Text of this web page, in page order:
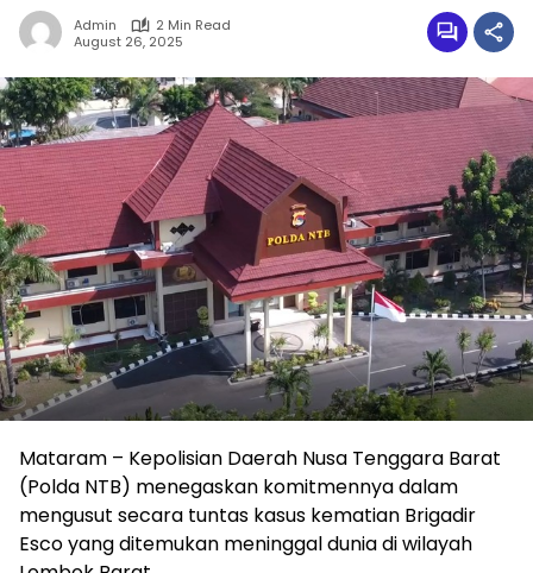
Admin
2 Min Read
August 26, 2025
Mataram – Kepolisian Daerah Nusa Tenggara Barat
(Polda NTB) menegaskan komitmennya dalam
mengusut secara tuntas kasus kematian Brigadir
Esco yang ditemukan meninggal dunia di wilayah